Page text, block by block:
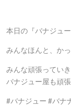
本日の『バナジュ
みんなほんと、か
みんな頑張ってい
バナジュー屋も頑
#バナジュー #バナ